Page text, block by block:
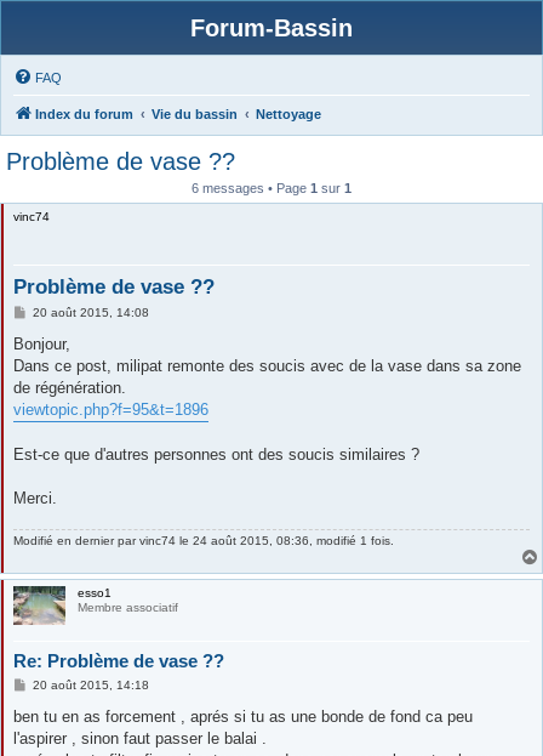
Forum-Bassin
FAQ
Index du forum Vie du bassin Nettoyage
Problème de vase ??
6 messages • Page 1 sur 1
vinc74
Problème de vase ??
M
s
a
g
20 août 2015, 14:08
Bonjour,
Dans ce post, milipat remonte des soucis avec de la vase dans sa zone
de régénération.
viewtopic.php?f=95&t=1896
Est-ce que d'autres personnes ont des soucis similaires ?
Merci.
Modifié en dernier parvinc74 le 24 août 2015, 08:36, modifié 1 fois.
esso1
Membre associatif
Re: Problème de vase ??
M
s
a
20 août 2015, 14:18
ben tu en as forcement , aprés si tu as une bonde de fond ca peu
l'aspirer , sinon faut passer le balai .